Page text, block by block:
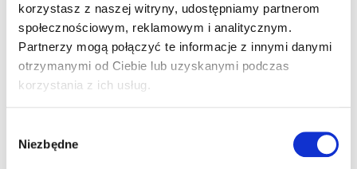
korzystasz z naszej witryny, udostępniamy partnerom
społecznościowym, reklamowym i analitycznym.
Partnerzy mogą połączyć te informacje z innymi danymi
otrzymanymi od Ciebie lub uzyskanymi podczas
korzystania z ich usług.
zgody
Niezbędne
Adres e-mail
Numer telefonu (opcjonalnie)